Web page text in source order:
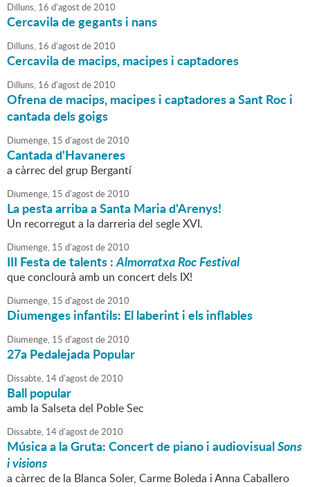
Dilluns, 16 d'agostde2010
Cercavila de gegants i nans
Dilluns, 16 d'agostde2010
Cercavila de macips, macipes i captadores
Dilluns, 16 d'agostde2010
Ofrena de macips, macipes i captadores a Sant Roc i
cantada dels goigs
Diumenge, 15 d'agostde2010
Cantada d'Havaneres
a càrrec del grup Bergantí
Diumenge, 15 d'agostde2010
La pesta arriba a Santa Maria d'Arenys!
Un recorregut a la darreria del segle XVI.
Diumenge, 15 d'agostde2010
III Festa de talents :Almorratxa Roc Festival
que conclourà amb un concert dels IX!
Diumenge, 15 d'agostde2010
Diumenges infantils: El laberint i els inflables
Diumenge, 15 d'agostde2010
27a Pedalejada Popular
Dissabte, 14d'agostde2010
Ball popular
amb la Salseta del Poble Sec
Dissabte, 14d'agostde2010
Música a la Gruta: Concert de piano i audiovisualSons
i visions
a càrrec de la Blanca Soler, Carme Boleda i Anna Caballero